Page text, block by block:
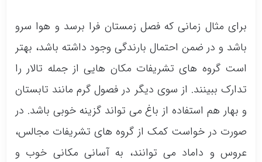
برای مثال زمانی که فصل زمستان فرا برسد و هوا سرو
باشد و در ضمن احتمال بارندگی وجود داشته باشد، بهتر
است گروه های تشریفات مکان هایی از جمله تالار را
تدارک ببینند. از سوی دیگر در فصول گرم مانند تابستان
و بهار هم استفاده از باغ می تواند گزینه خوبی باشد. در
صورت در خواست کمک از گروه های تشریفات مجالس،
عروس و داماد می توانند، به آسانی مکانی خوب و